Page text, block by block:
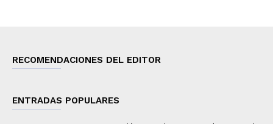
RECOMENDACIONES DEL EDITOR
ENTRADAS POPULARES